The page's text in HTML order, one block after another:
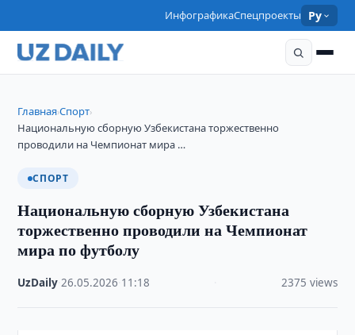
ИнфографикаСпецпроекты Ру
Главная›Спорт›
Национальную сборную Узбекистана торжественно
проводили на Чемпионат мира …
СПОРТ
Национальную сборную Узбекистана
торжественно проводили на Чемпионат
мира по футболу
UzDaily ·26.05.2026 11:18 2375 views